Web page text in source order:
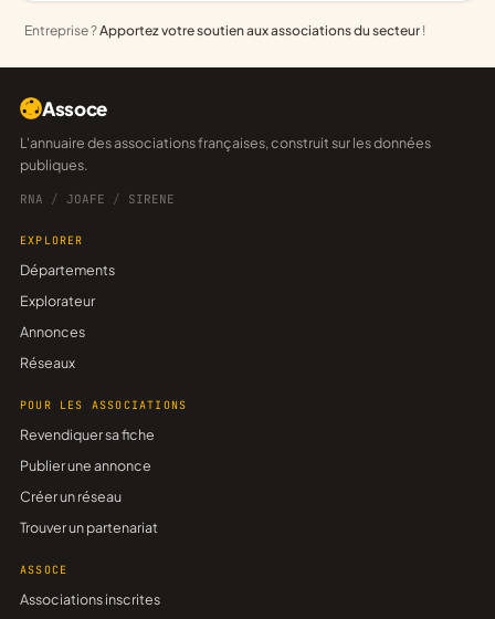
Entreprise ?Apportez votre soutien aux associations du secteur !
Assoce
L'annuaire des associations françaises, construit sur les données
publiques.
RNA / JOAFE / SIRENE
EXPLORER
Départements
Explorateur
Annonces
Réseaux
POUR LES ASSOCIATIONS
Revendiquer sa fiche
Publier une annonce
Créer un réseau
Trouver un partenariat
ASSOCE
Associations inscrites